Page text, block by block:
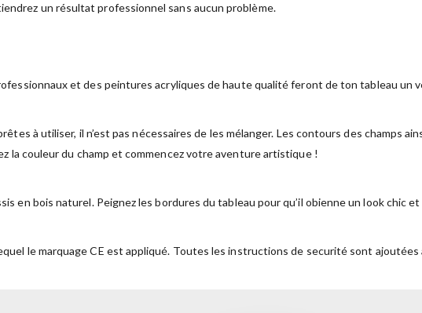
un résultat professionnel sans aucun problème.
et des peintures acryliques de haute qualité feront de ton tableau un
à utiliser, il n’est pas nécessaires de les mélanger. Les contours des champs
la couleur du champ et commencez votre aventure artistique !
en bois naturel. Peignez les bordures du tableau pour qu’il obienne un look chic
le marquage CE est appliqué. Toutes les instructions de securité sont ajoutées